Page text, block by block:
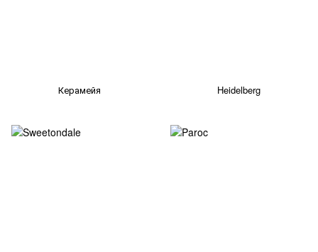
Керамейя Heidelberg